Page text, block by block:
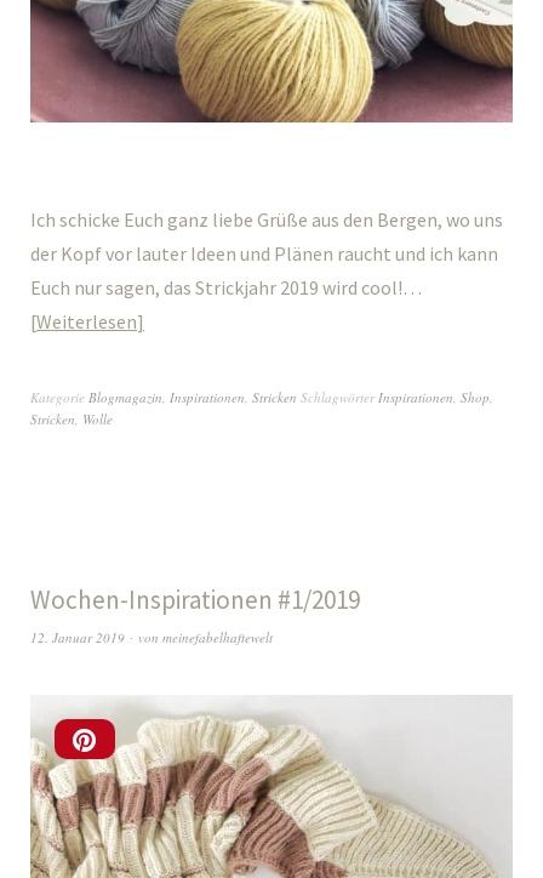
Ich schicke Euch ganz liebe Grüße aus den Bergen, wo uns
der Kopf vor lauter Ideen und Plänen raucht und ich kann
Euch nur sagen, das Strickjahr 2019 wird cool!…
Weiterlesen
Kategorie Blogmagazin, Inspirationen, Stricken SchlagwörterInspirationen, Shop,
Stricken, Wolle
Wochen-Inspirationen #1/2019
12. Januar 2019 von meinefabelhaftewelt